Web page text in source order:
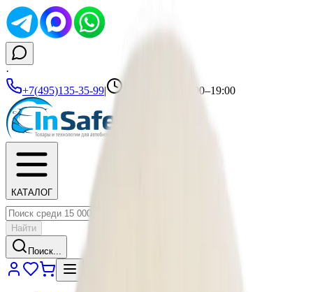
·
+7(495)135-35-99| Ежедневно 10:00–19:00
КАТАЛОГ
Найти
Поиск...